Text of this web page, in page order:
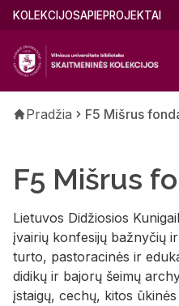
Pereiti
pagrindinį
turinį
Main
(lithuanian)
KOLEKCIJOSAPIEPROJEKTAI
Kelias
Pradžia F5 Mišrus
F5 Mišrus
Lietuvos Didžiosios
įvairių konfesijų bažnyčių
turto, pastoracinės ir
didikų ir bajorų šeimų
įstaigų, cechų, kitos